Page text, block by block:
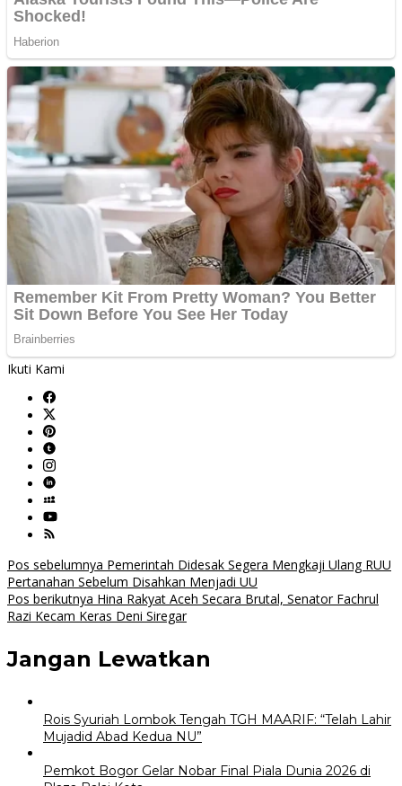
Ikuti Kami
Navigasi
pos
Pos sebelumnya Pemerintah Didesak Segera Mengkaji Ulang RUU
Pertanahan Sebelum Disahkan Menjadi UU
Pos berikutnya Hina Rakyat Aceh Secara Brutal, Senator Fachrul
Razi Kecam Keras Deni Siregar
Jangan Lewatkan
Rois Syuriah Lombok Tengah TGH MAARIF: “Telah Lahir
Mujadid Abad Kedua NU”
Pemkot Bogor Gelar Nobar Final Piala Dunia 2026 di